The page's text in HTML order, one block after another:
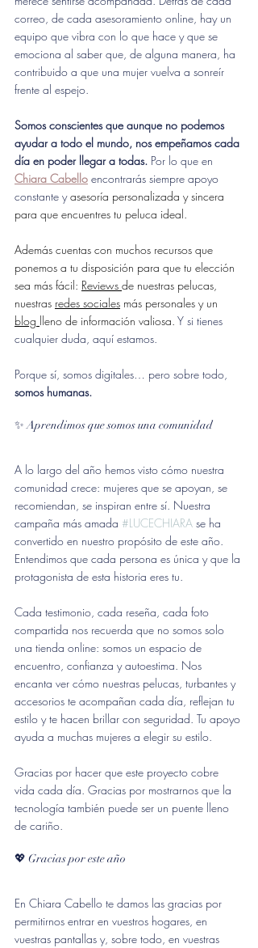
correo, de cada asesoramiento online, hay un
equipo que vibra con lo que hace y que se
emociona al saber que, de alguna manera, ha
contribuido a que una mujer vuelva a sonreír
frente al espejo.
Somos conscientes que aunque no podemos
ayudar a todo el mundo, nos empeñamos cada
día en poder llegar a todas. Por lo que en
Chiara Cabello encontrarás siempre apoyo
constante y asesoría personalizada y sincera
para que encuentres tu peluca ideal.
Además cuentas con muchos recursos que
ponemos a tu disposición para que tu elección
sea más fácil: Reviews de nuestras pelucas,
nuestras redes sociales más personales y un
blog lleno de información valiosa. Y si tienes
cualquier duda, aquí estamos.
Porque sí, somos digitales… pero sobre todo,
somos humanas.
✨ Aprendimos que somos una comunidad
A lo largo del año hemos visto cómo nuestra
comunidad crece: mujeres que se apoyan, se
recomiendan, se inspiran entre sí. Nuestra
campaña más amada #LUCECHIARA se ha
convertido en nuestro propósito de este año.
Entendimos que cada persona es única y que la
protagonista de esta historia eres tu.
Cada testimonio, cada reseña, cada foto
compartida nos recuerda que no somos solo
una tienda online: somos un espacio de
encuentro, confianza y autoestima. Nos
encanta ver cómo nuestras pelucas, turbantes y
accesorios te acompañan cada día, reflejan tu
estilo y te hacen brillar con seguridad. Tu apoyo
ayuda a muchas mujeres a elegir su estilo.
Gracias por hacer que este proyecto cobre
vida cada día. Gracias por mostrarnos que la
tecnología también puede ser un puente lleno
de cariño.
💖 Gracias por este año
En Chiara Cabello te damos las gracias por
permitirnos entrar en vuestros hogares, en
vuestras pantallas y, sobre todo, en vuestras